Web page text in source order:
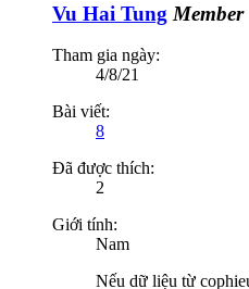
Vu Hai Tung Member
Tham gia ngày:
4/8/21
Bài viết:
8
Đã được thích:
2
Giới tính:
Nam
Nếu dữ liệu từ